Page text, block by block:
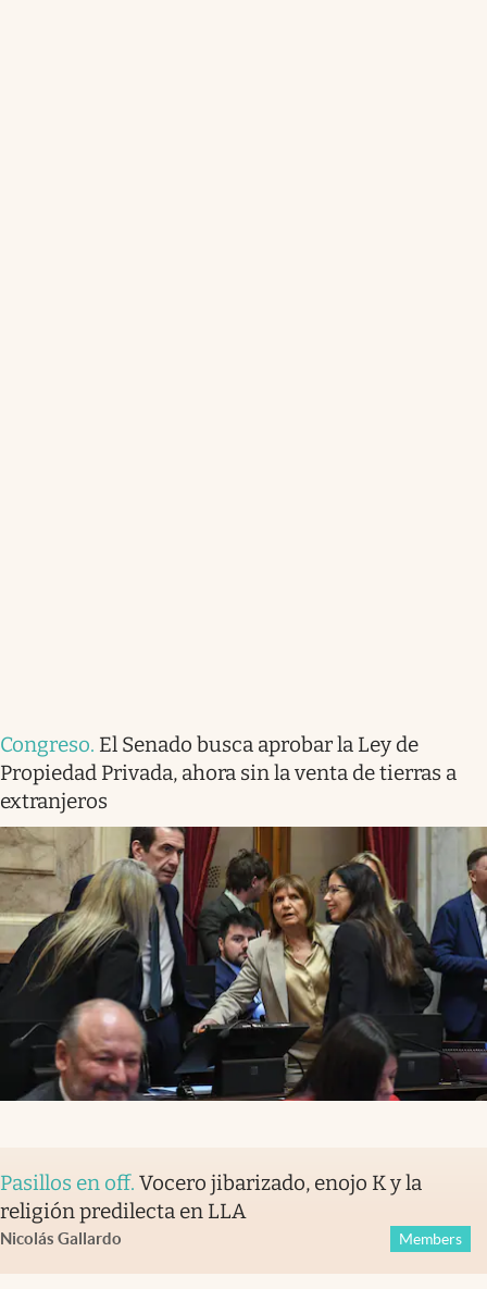
Congreso. El Senado busca aprobar la Ley de
Propiedad Privada, ahora sin la venta de tierras a
extranjeros
Pasillos en off. Vocero jibarizado, enojo K y la
religión predilecta en LLA
Nicolás Gallardo Members